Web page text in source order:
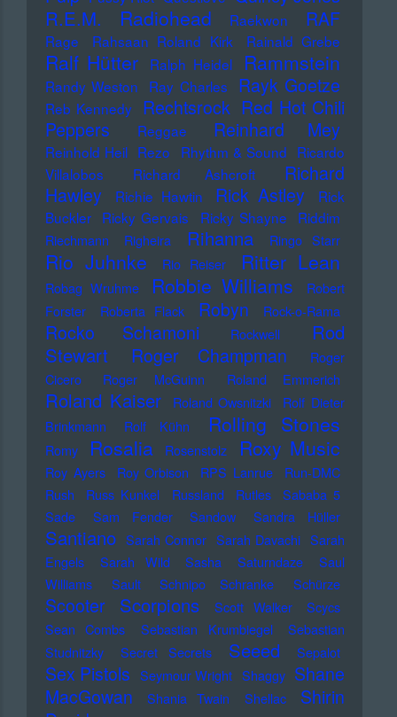
R.E.M. Radiohead Raekwon RAF
Rage Rahsaan Roland Kirk Rainald Grebe
Ralf Hütter Ralph Heidel Rammstein
Randy Weston Ray Charles Rayk Goetze
Reb Kennedy Rechtsrock Red Hot Chili
Peppers
Reggae Reinhard Mey
Reinhold Heil Rezo Rhythm & Sound Ricardo
Villalobos
Richard Ashcroft
Richard
Hawley
Richie Hawtin Rick Astley
Rick
Buckler
Ricky Gervais Ricky Shayne Riddim
Riechmann Righeira Rihanna Ringo Starr
Rio Juhnke Rio Reiser Ritter Lean
Robag Wruhme Robbie Williams
Robert
Forster
Roberta Flack Robyn Rock-o-Rama
Rocko Schamoni Rockwell
Rod
Stewart
Roger Champman
Roger
Cicero
Roger McGuinn Roland Emmerich
Roland Kaiser Roland Owsnitzki
Rolf Dieter
Brinkmann
Rolf Kühn Rolling Stones
Romy Rosalia Rosenstolz Roxy Music
Roy Ayers Roy Orbison RPS Lanrue
Run-DMC
Rush
Russ Kunkel Russland Rutles
Sababa 5
Sade
Sam Fender Sandow Sandra Hüller
Santiano Sarah Connor Sarah Davachi Sarah
Engels
Sarah Wild Sasha Saturndaze
Saul
Williams
Sault Schnipo Schranke Schürze
Scooter Scorpions Scott Walker
Scycs
Sean Combs
Sebastian Krumbiegel
Sebastian
Studnitzky
Secret Secrets Seeed Sepalot
Sex Pistols Seymour Wright Shaggy Shane
MacGowan
Shania Twain Shellac
Shirin